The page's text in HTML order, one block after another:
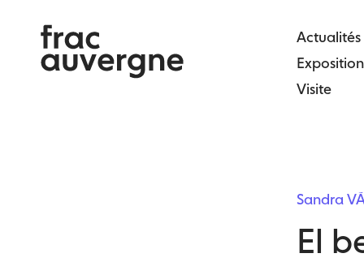
content
Actualités
Visite
Sandra
El